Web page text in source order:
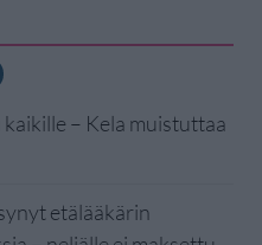
kaikille – Kela muistuttaa
etälääkärin